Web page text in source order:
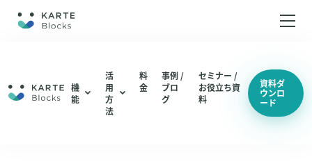
機能
機
能
編集・配信
活
用
方
法
ABテスト（仮説検証 / UIUX改善）
料
金
事例 /
ブロ
グ
セミナー /
お役立ち資
料
資料ダ
ウンロ
ード